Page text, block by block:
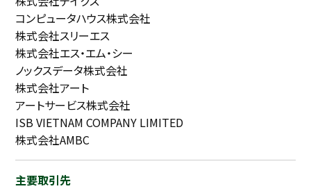
コンピュータハウス株式会社
株式会社スリーエス
株式会社エス・エム・シー
ノックスデータ株式会社
株式会社アート
アートサービス株式会社
ISB VIETNAM COMPANY LIMITED
株式会社AMBC
主要取引先